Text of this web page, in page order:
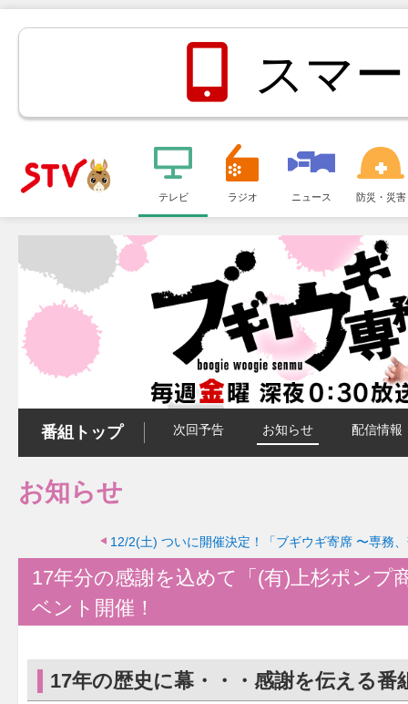
ＳＴＶ札
幌テレビ
スマ
メ
ュ
ー
テレビ ラジオ ニュース 防災・災害
番組トップ 次回予告 お知らせ 配信情報
お知らせ
12/2(土) ついに開催決定！「ブギウギ寄席 〜専務
17年分の感謝を込めて「(有)上杉ポン
ベント開催！
17年の歴史に幕・・・感謝を伝える番